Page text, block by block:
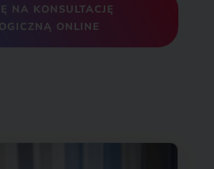
NA KONSULTACJĘ
ONLINE